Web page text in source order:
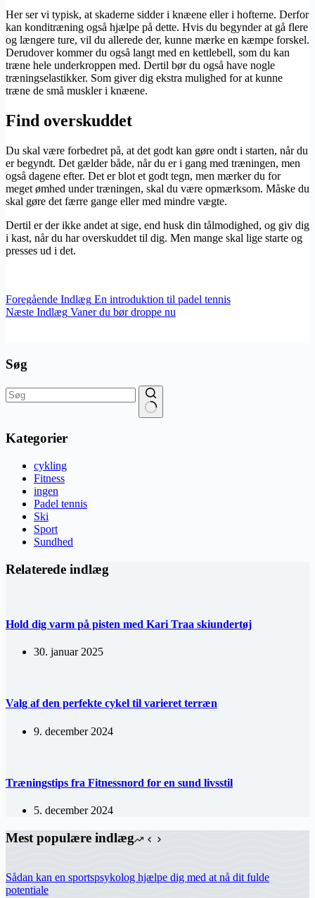
Her ser vi typisk, at skaderne sidder i knæene eller i hofterne. Derfor
kan konditræning også hjælpe på dette. Hvis du begynder at gå flere
og længere ture, vil du allerede der, kunne mærke en kæmpe forskel.
Derudover kommer du også langt med en kettlebell, som du kan
træne hele underkroppen med. Dertil bør du også have nogle
træningselastikker. Som giver dig ekstra mulighed for at kunne
træne de små muskler i knæene.
Find overskuddet
Du skal være forbedret på, at det godt kan gøre ondt i starten, når du
er begyndt. Det gælder både, når du er i gang med træningen, men
også dagene efter. Det er blot et godt tegn, men mærker du for
meget ømhed under træningen, skal du være opmærksom. Måske du
skal gøre det færre gange eller med mindre vægte.
Dertil er der ikke andet at sige, end husk din tålmodighed, og giv dig
i kast, når du har overskuddet til dig. Men mange skal lige starte og
presses ud i det.
Foregående Indlæg En introduktion til padel tennis
Næste Indlæg Vaner du bør droppe nu
Søg
resultater
Kategorier
cykling
Fitness
ingen
Padel tennis
Ski
Sport
Sundhed
Relaterede indlæg
Hold dig varm på pisten med Kari Traa skiundertøj
30. januar 2025
Valg af den perfekte cykel til varieret terræn
9. december 2024
Træningstips fra Fitnessnord for en sund livsstil
5. december 2024
Mest populære indlæg
Sådan kan en sportspsykolog hjælpe dig med at nå dit fulde
potentiale